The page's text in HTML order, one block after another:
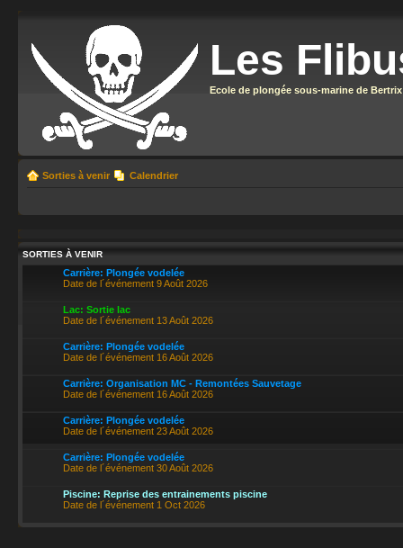
Les
Ecole de plongée sous-marine de Bertrix
Sorties à venir Calendrier
SORTIES À VENIR
Carrière: Plongée vodelée
Date de l´événement 9 Août 2026
Lac: Sortie lac
Date de l´événement 13 Août 2026
Carrière: Plongée vodelée
Date de l´événement 16 Août 2026
Carrière: Organisation MC - Remontées Sauvetage
Date de l´événement 16 Août 2026
Carrière: Plongée vodelée
Date de l´événement 23 Août 2026
Carrière: Plongée vodelée
Date de l´événement 30 Août 2026
Piscine: Reprise des entrainements piscine
Date de l´événement 1 Oct 2026